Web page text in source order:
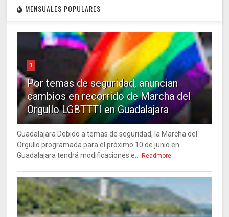
MENSUALES POPULARES
1
Por temas de seguridad, anuncian
cambios en recorrido de Marcha del
Orgullo LGBTTTI en Guadalajara
Guadalajara Debido a temas de seguridad, la Marcha del
Orgullo programada para el próximo 10 de junio en
Guadalajara tendrá modificaciones e...
Readmore